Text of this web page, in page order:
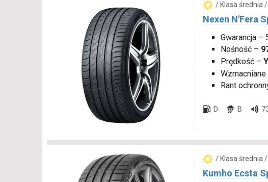
/ Klasa średnia
Nexen N'Fera
Gwarancja –
Nośność –
Prędkość – Y
Wzmacniane
Rant
D B
/ Klasa średnia
Kumho Ecsta